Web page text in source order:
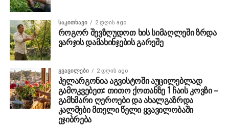
ᲡᲐᲙᲘᲗᲮᲐᲕᲘ 2 დღის ago
როგორ შევზღუდოთ ხის სიმაღლეში ზრდა
ვარჯის დამახინჯების გარეშე
ᲧᲕᲐᲕᲘᲚᲔᲑᲘ 2 დღის ago
პელარგონია აგვისტოში აუცილებლად
გამოკვებეთ: თითო ქოთანზე 1 ჩაის კოვზი –
გამხმარი ღეროები და ახალგაზრდა
კალმები მთელი წელი ყვავილობაში
ეჯიბრება